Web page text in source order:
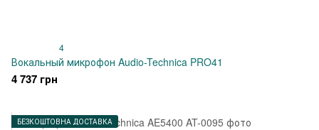
4
Вокальный микрофон Audio-Technica PRO41
4 737 грн
БЕЗКОШТОВНА ДОСТАВКА